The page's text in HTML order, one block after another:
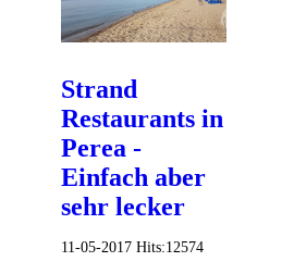
Strand
Restaurants in
Perea -
Einfach aber
sehr lecker
11-05-2017 Hits:12574